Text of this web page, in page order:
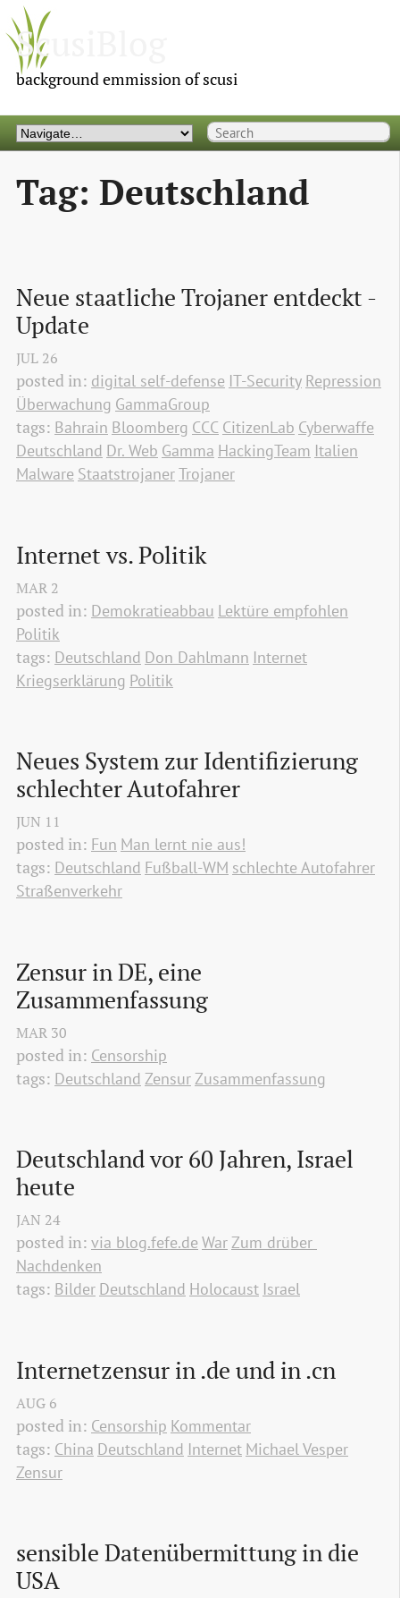
ScusiBlog
background emmission of scusi
Tag: Deutschland
Neue staatliche Trojaner entdeckt -
Update
JUL 26
posted in: digital self-defense IT-Security Repression
Überwachung GammaGroup
tags: Bahrain Bloomberg CCC CitizenLab Cyberwaffe
Deutschland Dr. Web Gamma HackingTeam Italien
Malware StaatstrojanerTrojaner
Internet vs. Politik
MAR 2
posted in: Demokratieabbau Lektüre empfohlen
Politik
tags: Deutschland Don Dahlmann Internet
Kriegserklärung Politik
Neues System zur Identifizierung
schlechter Autofahrer
JUN 11
posted in: Fun Man lernt nie aus!
tags: Deutschland Fußball-WM schlechte Autofahrer
Straßenverkehr
Zensur in DE, eine
Zusammenfassung
MAR 30
posted in: Censorship
tags: Deutschland ZensurZusammenfassung
Deutschland vor 60 Jahren, Israel
heute
JAN 24
posted in: via blog.fefe.de WarZum drüber
Nachdenken
tags: Bilder Deutschland Holocaust Israel
Internetzensur in .de und in .cn
AUG 6
posted in: Censorship Kommentar
tags: China Deutschland Internet Michael Vesper
Zensur
sensible Datenübermittung in die
USA